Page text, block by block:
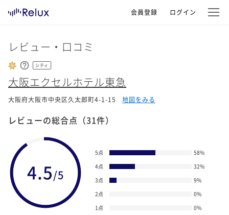
会員登録 ログイン
レビュー・口コミ
シティ
大阪エクセルホテル東急
大阪府大阪市中央区久太郎町4-1-15 地図をみる
レビューの総合点 （31件）
4.5/5
5点 58%
4点
32%
3点
9%
2点
0%
1点
0%